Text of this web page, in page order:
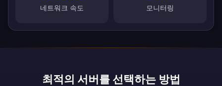
네트워크 속도 모니터링
최적의 서버를 선택하는 방법